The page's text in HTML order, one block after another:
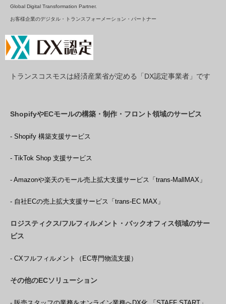
Global Digital Transformation Partner.
お客様企業のデジタル・トランスフォーメーション・パートナー
トランスコスモスは経済産業省が定める「DX認定事業者」です
ShopifyやECモールの構築・制作・フロント領域のサービス
- Shopify 構築支援サービス
- TikTok Shop 支援サービス
- Amazonや楽天のモール売上拡大支援サービス「trans-MallMAX」
- 自社ECの売上拡大支援サービス「trans-EC MAX」
ロジスティクス/フルフィルメント・バックオフィス領域のサー
ビス
- CXフルフィルメント（EC専門物流支援）
その他のECソリューション